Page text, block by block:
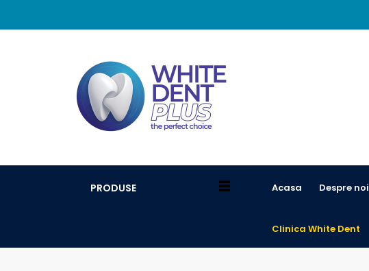
PRODUSE Acasa Despre noi
Clinica White Dent